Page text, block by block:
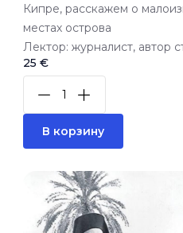
Кипре, расскажем о
местах острова
Лектор: журналист, автор
25 €
В корзину